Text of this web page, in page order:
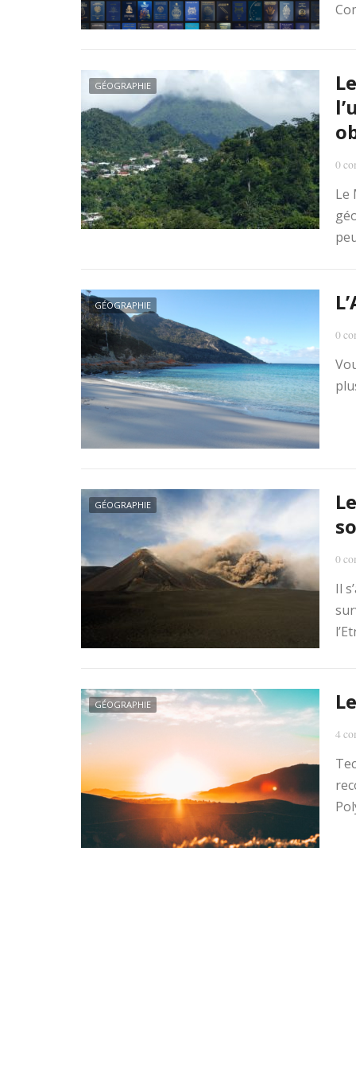
GÉOGRAPHIE
0
Le
GÉOGRAPHIE
0
GÉOGRAPHIE
0
Il
GÉOGRAPHIE
4